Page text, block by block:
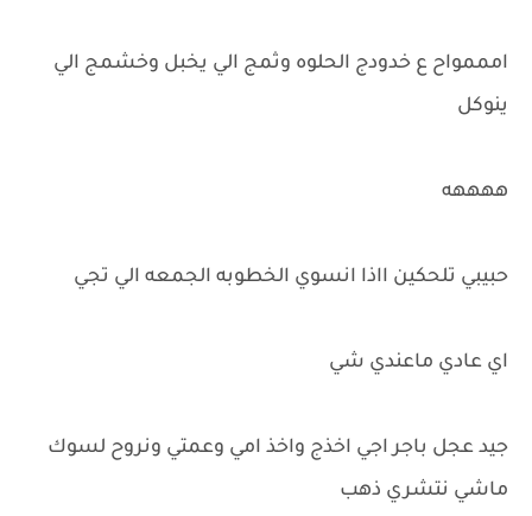
امممواح ع خدودج الحلوه وثمج الي يخبل وخشمج الي
ينوكل
ههههه
حبيبي تلحكين ااذا انسوي الخطوبه الجمعه الي تجي
اي عادي ماعندي شي
جيد عجل باجر اجي اخذج واخذ امي وعمتي ونروح لسوك
ماشي نتشري ذهب